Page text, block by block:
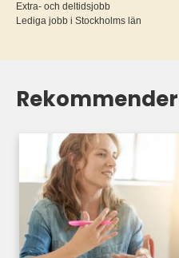
Extra- och deltidsjobb
Lediga jobb i Stockholms län